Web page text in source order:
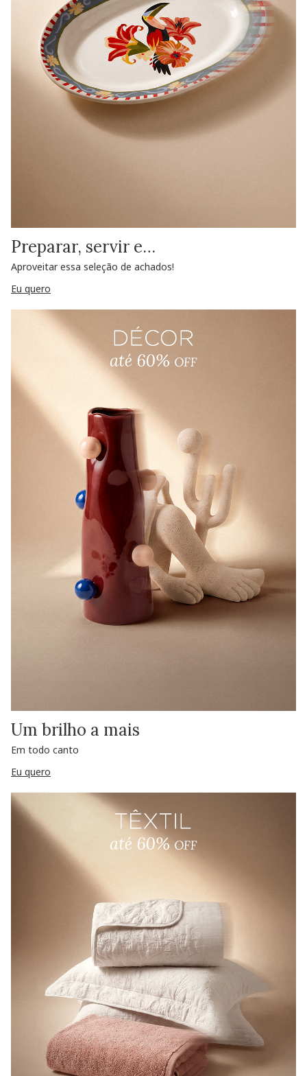
Preparar, servir e…
Aproveitar essa seleção de achados!
Eu quero
Um brilho a mais
Em todo canto
Eu quero